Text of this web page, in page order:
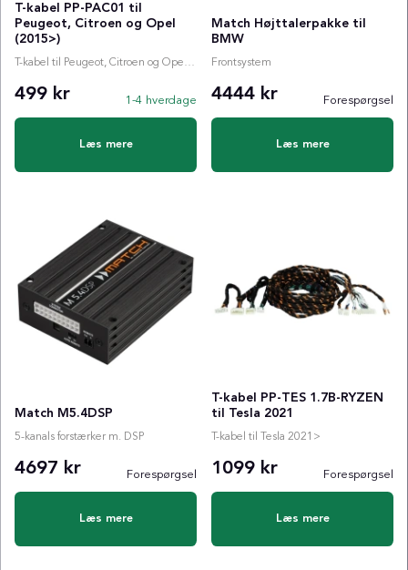
T-kabel PP-PAC01 til
Peugeot, Citroen og Opel
(2015>)
T-kabel til Peugeot, Citroen og Opel (2015>)
499 kr 1-4 hverdage
Læs mere
Match Højttalerpakke til
BMW
Frontsystem
4444 kr Forespørgsel
Læs mere
Match M5.4DSP
5-kanals forstærker m. DSP
4697 kr Forespørgsel
Læs mere
T-kabel PP-TES 1.7B-RYZEN
til Tesla 2021
T-kabel til Tesla 2021>
1099 kr Forespørgsel
Læs mere